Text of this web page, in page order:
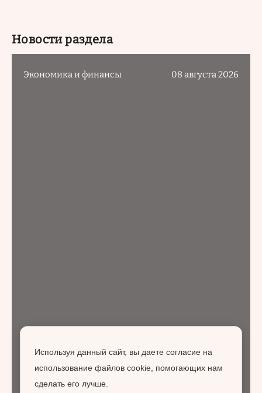
Новости раздела
Экономика и финансы 08 августа 2026
Используя данный сайт, вы даете согласие на
использование файлов cookie, помогающих нам
сделать его лучше.